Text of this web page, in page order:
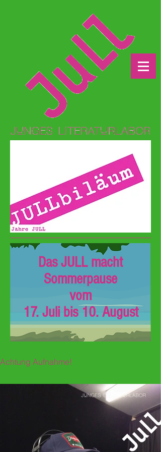
Das JULL macht
Sommerpause
vom
17. Juli bis 10. August
Achtung Aufnahme!